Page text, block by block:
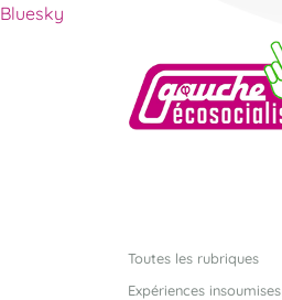
Bluesky
Toutes les rubriques
Expériences insoumises